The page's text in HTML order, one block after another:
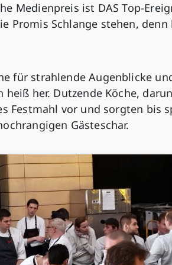
Medienpreis ist DAS Top-
Promis Schlange stehen,
für strahlende Augenblicke
her. Dutzende Köche,
Festmahl vor und sorgten bis
Gästeschar.